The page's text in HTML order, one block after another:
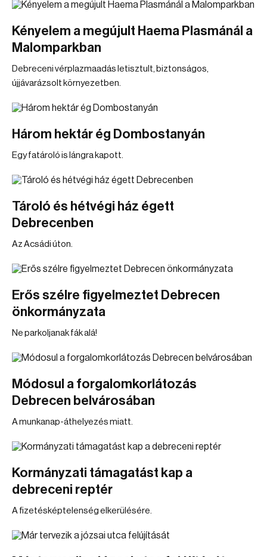
Kényelem a megújult Haema Plasmánál a
Malomparkban
Debreceni vérplazmaadás letisztult, biztonságos,
újjávarázsolt környezetben.
Három hektár ég Dombostanyán
Egy fatároló is lángra kapott.
Tároló és hétvégi ház égett
Debrecenben
Az Acsádi úton.
Erős szélre figyelmeztet Debrecen
önkormányzata
Ne parkoljanak fák alá!
Módosul a forgalomkorlátozás
Debrecen belvárosában
A munkanap-áthelyezés miatt.
Kormányzati támagatást kap a
debreceni reptér
A fizetésképtelenség elkerülésére.